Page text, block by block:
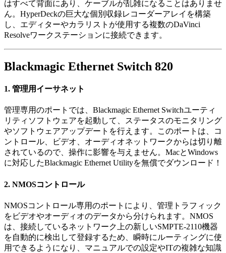
はすべて背面にあり、ケーブルが乱雑になることはありませ
ん。HyperDeckの巨大な個別収録レコーダーアレイを構築
し、エディターやカラリストが使用する複数のDaVinci
Resolveワークステーションに接続できます。
Blackmagic Ethernet Switch 820
1. 管理用イーサネット
管理専用のポートでは、Blackmagic Ethernet Switchユーティ
リティソフトウェアを起動して、ステータスのモニタリング
やソフトウェアアップデートを行えます。このポートは、コ
ントロール、ビデオ、オーディオネットワークからは切り離
されているので、操作に影響を与えません。MacとWindows
に対応したBlackmagic Ethernet Utilityを無償でダウンロード！
2. NMOSコントロール
NMOSコントロール専用のポートにより、管理トラフィック
をビデオやオーディオのデータから分けられます。NMOS
は、接続しているネットワーク上の新しいSMPTE-2110機器
を自動的に検出して登録するため、瞬時にルーティングに使
用できるようになり、マニュアルでの設定やITの複雑な知識